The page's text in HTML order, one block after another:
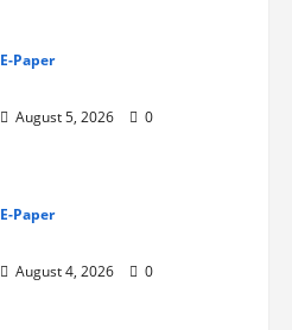
E-Paper
August 5, 2026 0
E-Paper
August 4, 2026 0